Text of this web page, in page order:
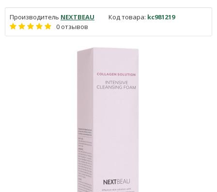
Производитель NEXTBEAU Код товара: kc981219
0 отзывов